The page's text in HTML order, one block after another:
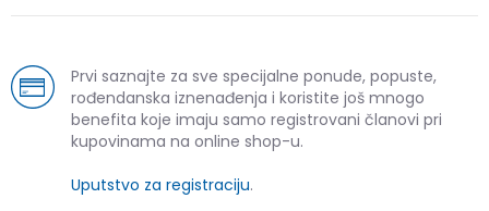
Prvi saznajte za sve specijalne ponude, popuste,
rođendanska iznenađenja i koristite još mnogo
benefita koje imaju samo registrovani članovi pri
kupovinama na online shop-u.
Uputstvo za registraciju.